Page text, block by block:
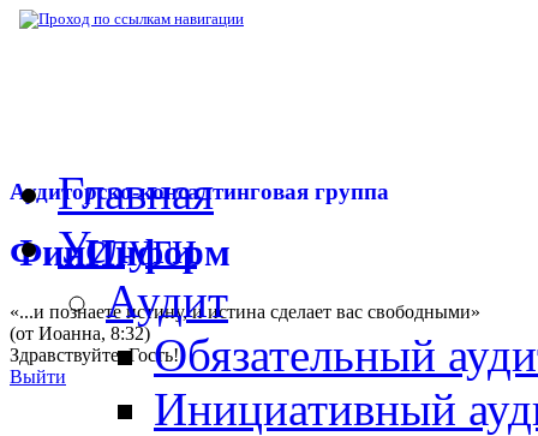
Аудиторско-консалтинговая группа
ФинИнформ
«...и познаете истину, и истина сделает вас свободными»
(от Иоанна, 8:32)
Здравствуйте,Гость!
Выйти
Главная
Услуги
Аудит
Обязательный
Инициативный